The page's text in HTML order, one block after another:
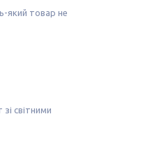
який товар не
світними